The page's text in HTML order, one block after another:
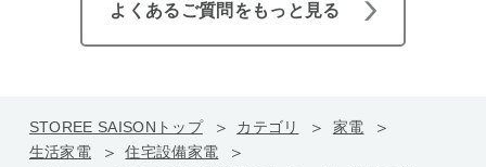
よくあるご質問をもっと見る
STOREE SAISONトップ カテゴリ
家電
生活家電
住宅設備家電